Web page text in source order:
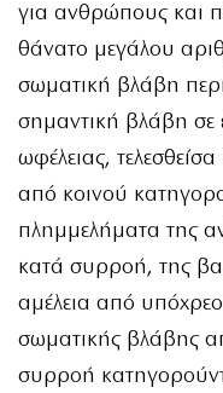
για ανθρώπους και
θάνατο μεγάλου
σωματική βλάβη
σημαντική βλάβη σε
ωφέλειας,
από κοινού
πλημμελήματα της
κατά συρροή, της
αμέλεια από
σωματικής βλάβης
συρροή